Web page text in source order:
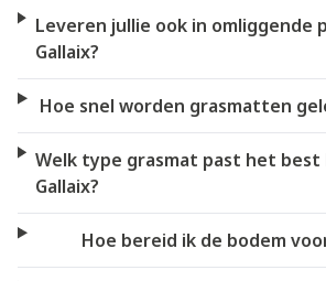
Leveren jullie ook in omliggende
Gallaix?
Hoe snel worden grasmatten
Welk type grasmat past het best
Gallaix?
Hoe bereid ik de bodem